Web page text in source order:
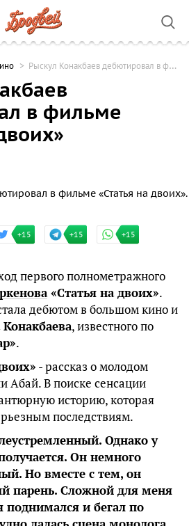
Рыскул Конакбаев дебютировал в фильме «Статья на двоих»
в фильме
+15 +15 +15
первого полнометражного
«Статья на двоих».
дебютом в большом кино и
, известного по
.
- рассказ о молодом
Абай. В поиске сенсации
историю, которая
последствиям.
Однако у
Он немного
Но вместе с тем, он
парень. Сложной для меня
поднимался и бегал по